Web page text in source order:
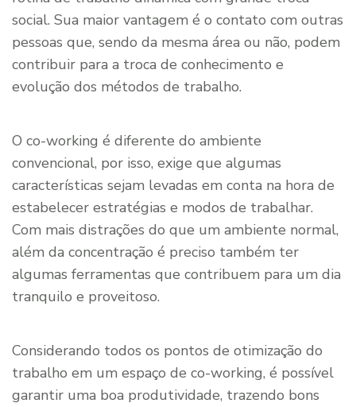
social. Sua maior vantagem é o contato com outras
pessoas que, sendo da mesma área ou não, podem
contribuir para a troca de conhecimento e
evolução dos métodos de trabalho.
O co-working é diferente do ambiente
convencional, por isso, exige que algumas
características sejam levadas em conta na hora de
estabelecer estratégias e modos de trabalhar.
Com mais distrações do que um ambiente normal,
além da concentração é preciso também ter
algumas ferramentas que contribuem para um dia
tranquilo e proveitoso.
Considerando todos os pontos de otimização do
trabalho em um espaço de co-working, é possível
garantir uma boa produtividade, trazendo bons